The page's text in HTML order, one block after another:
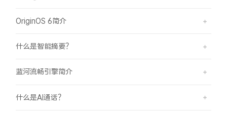
OriginOS 6简介
什么是智能摘要？
蓝河流畅引擎简介
什么是AI通话？